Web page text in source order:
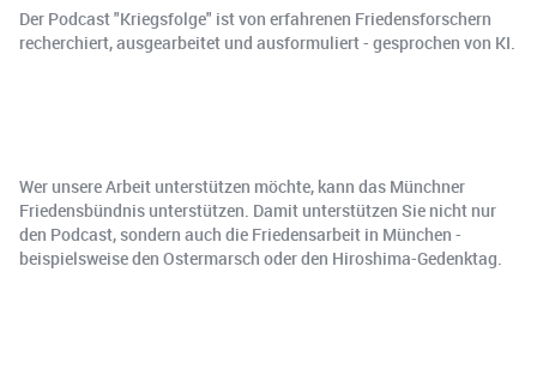
Der Podcast "Kriegsfolge" ist von erfahrenen Friedensforschern
recherchiert, ausgearbeitet und ausformuliert - gesprochen von KI.
Wer unsere Arbeit unterstützen möchte, kann das Münchner
Friedensbündnis unterstützen. Damit unterstützen Sie nicht nur
den Podcast, sondern auch die Friedensarbeit in München -
beispielsweise den Ostermarsch oder den Hiroshima-Gedenktag.